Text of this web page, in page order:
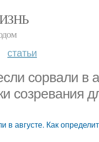
статьи
сорвали в
созревания
в августе. Как